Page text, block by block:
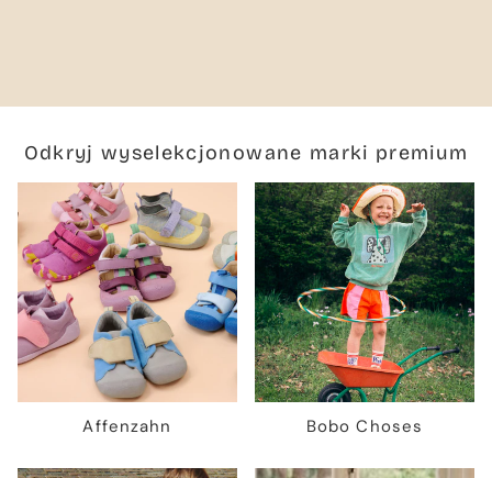
Odkryj wyselekcjonowane marki premium
Affenzahn Bobo Choses